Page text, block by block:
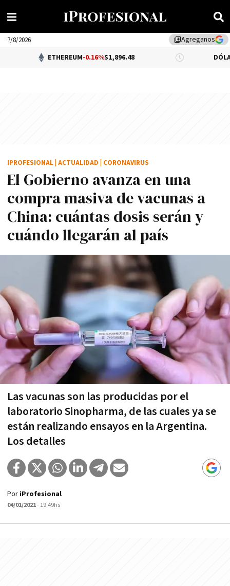
library_addAgreganos
7/8/2026
-0.16%$1,896.48 DÓLAR BNA
El Gobierno avanza en una
compra masiva de vacunas a
China: cuántas dosis serán y
cuándo llegarán al país
Las vacunas son las producidas por el
laboratorio Sinopharma, de las cuales ya se
están realizando ensayos en la Argentina.
Los detalles
IPROFESIONAL ACTUALIDAD CORONAVIRUS
Por iProfesional
04/01/2021- 19:49hs